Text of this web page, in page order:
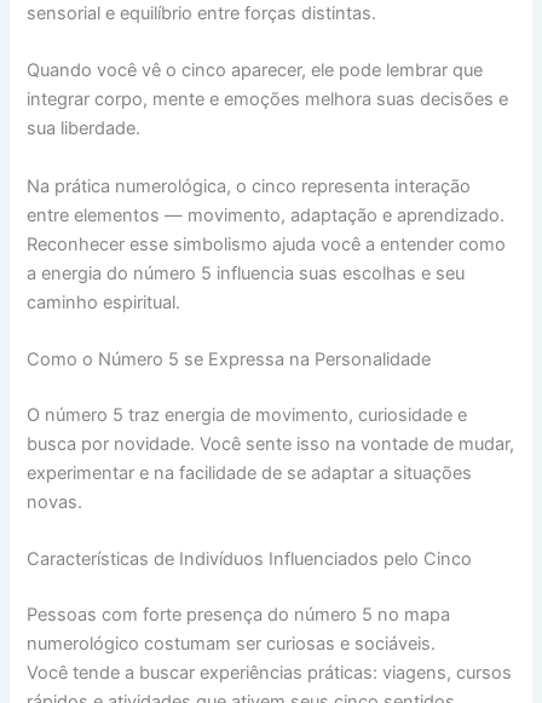
sensorial e equilíbrio entre forças distintas.
Quando você vê o cinco aparecer, ele pode lembrar que
integrar corpo, mente e emoções melhora suas decisões e
sua liberdade.
Na prática numerológica, o cinco representa interação
entre elementos — movimento, adaptação e aprendizado.
Reconhecer esse simbolismo ajuda você a entender como
a energia do número 5 influencia suas escolhas e seu
caminho espiritual.
Como o Número 5 se Expressa na Personalidade
O número 5 traz energia de movimento, curiosidade e
busca por novidade. Você sente isso na vontade de mudar,
experimentar e na facilidade de se adaptar a situações
novas.
Características de Indivíduos Influenciados pelo Cinco
Pessoas com forte presença do número 5 no mapa
numerológico costumam ser curiosas e sociáveis.
Você tende a buscar experiências práticas: viagens, cursos